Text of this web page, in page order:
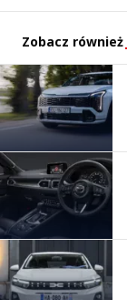
Zobacz również